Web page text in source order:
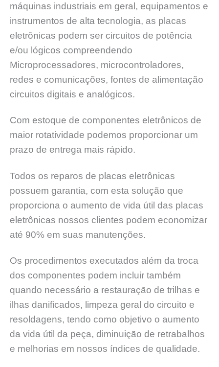
máquinas industriais em geral, equipamentos e
instrumentos de alta tecnologia, as placas
eletrônicas podem ser circuitos de potência
e/ou lógicos compreendendo
Microprocessadores, microcontroladores,
redes e comunicações, fontes de alimentação
circuitos digitais e analógicos.
Com estoque de componentes eletrônicos de
maior rotatividade podemos proporcionar um
prazo de entrega mais rápido.
Todos os reparos de placas eletrônicas
possuem garantia, com esta solução que
proporciona o aumento de vida útil das placas
eletrônicas nossos clientes podem economizar
até 90% em suas manutenções.
Os procedimentos executados além da troca
dos componentes podem incluir também
quando necessário a restauração de trilhas e
ilhas danificados, limpeza geral do circuito e
resoldagens, tendo como objetivo o aumento
da vida útil da peça, diminuição de retrabalhos
e melhorias em nossos índices de qualidade.